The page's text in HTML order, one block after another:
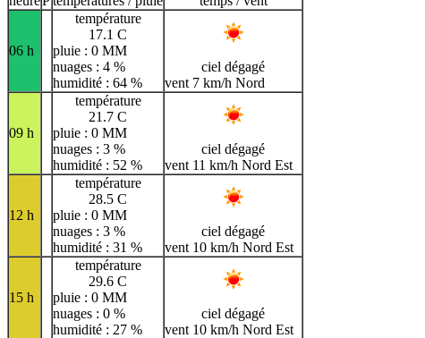
L M
O
P Q R S T
X Y Z
06 h
température
17.1 C
pluie : 0 MM
nuages : 4 %
humidité : 64 %
ciel dégagé
vent 7 km/h Nord
09 h
température
21.7 C
pluie : 0 MM
nuages : 3 %
humidité : 52 %
ciel dégagé
vent 11 km/h Nord Est
12 h
température
28.5 C
pluie : 0 MM
nuages : 3 %
humidité : 31 %
ciel dégagé
vent 10 km/h Nord Est
15 h
température
29.6 C
pluie : 0 MM
nuages : 0 %
humidité : 27 %
ciel dégagé
vent 10 km/h Nord Est